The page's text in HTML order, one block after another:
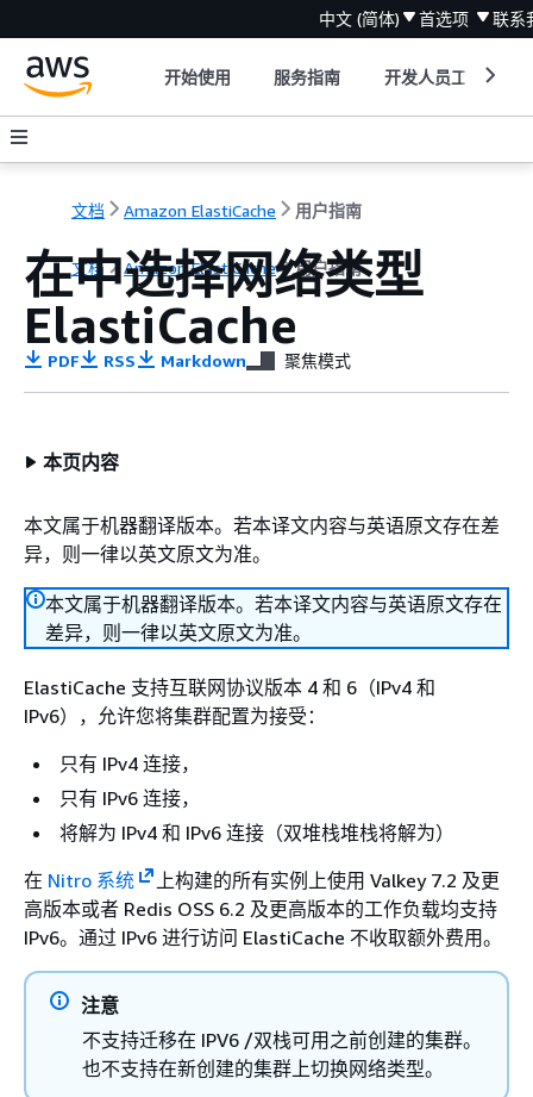
中文 (简体) 首选项 联系
开始使用 服务指南 开发人员工具
文档 Amazon ElastiCache 用户指南
文档 Amazon ElastiCache 用户指南
在中选择网络类型
ElastiCache
PDF RSS Markdown 聚焦模式
本页内容
本文属于机器翻译版本。若本译文内容与英语原文存在差
异，则一律以英文原文为准。
本文属于机器翻译版本。若本译文内容与英语原文存在
差异，则一律以英文原文为准。
ElastiCache 支持互联网协议版本 4 和 6（IPv4 和
IPv6），允许您将集群配置为接受：
只有 IPv4 连接，
只有 IPv6 连接，
将解为 IPv4 和 IPv6 连接（双堆栈堆栈将解为）
在 Nitro 系统
上构建的所有实例上使用 Valkey 7.2 及更
高版本或者 Redis OSS 6.2 及更高版本的工作负载均支持
IPv6。通过 IPv6 进行访问 ElastiCache 不收取额外费用。
注意
不支持迁移在 IPV6 /双栈可用之前创建的集群。
也不支持在新创建的集群上切换网络类型。